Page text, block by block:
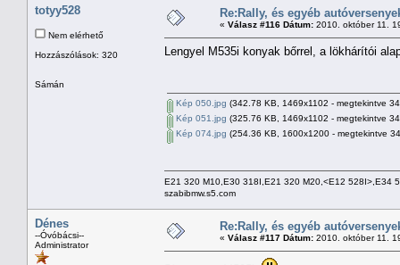
totyy528
Nem elérhető
Hozzászólások: 320
Sámán
Re:Rally, és egyéb
« Válasz #116 Dátum: 2010. október 11.
Lengyel M535i konyak bőrrel, a lökhárítói
Kép 050.jpg (342.78 KB, 1469x1102 - megtekintve
Kép 051.jpg (325.76 KB, 1469x1102 - megtekintve
Kép 074.jpg (254.36 KB, 1600x1200 - megtekintve
E21 320 M10,E30 318I,E21 320 M20,<E12 528I>,E34
szabibmw.s5.com
Dénes
--Óvóbácsi--
Administrator
Re:Rally, és egyéb
« Válasz #117 Dátum: 2010. október 11.